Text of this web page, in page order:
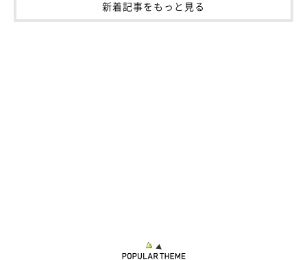
どれみちゃんってどんなコ？
新着記事をもっと見る